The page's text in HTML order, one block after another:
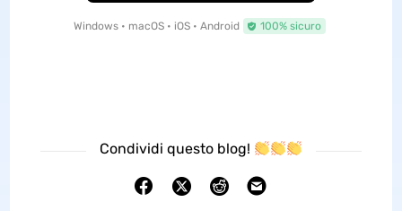
Windows • macOS • iOS • Android 100% sicuro
Condividi questo blog!